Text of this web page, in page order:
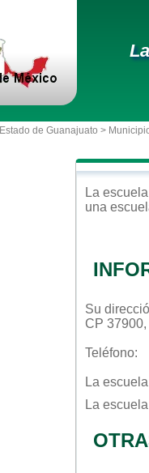
Estado de Guanajuato >
La escuela
una
Su
CP
Teléfono:
La escuela
La